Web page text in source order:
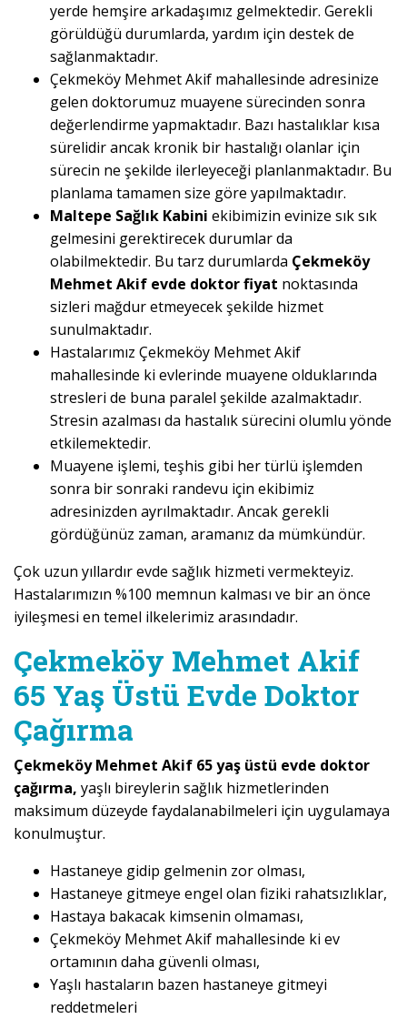
yerde hemşire arkadaşımız gelmektedir. Gerekli
görüldüğü durumlarda, yardım için destek de
sağlanmaktadır.
Çekmeköy Mehmet Akif mahallesinde adresinize
gelen doktorumuz muayene sürecinden sonra
değerlendirme yapmaktadır. Bazı hastalıklar kısa
sürelidir ancak kronik bir hastalığı olanlar için
sürecin ne şekilde ilerleyeceği planlanmaktadır. Bu
planlama tamamen size göre yapılmaktadır.
Maltepe Sağlık Kabini ekibimizin evinize sık sık
gelmesini gerektirecek durumlar da
olabilmektedir. Bu tarz durumlarda Çekmeköy
Mehmet Akif evde doktor fiyat noktasında
sizleri mağdur etmeyecek şekilde hizmet
sunulmaktadır.
Hastalarımız Çekmeköy Mehmet Akif
mahallesinde ki evlerinde muayene olduklarında
stresleri de buna paralel şekilde azalmaktadır.
Stresin azalması da hastalık sürecini olumlu yönde
etkilemektedir.
Muayene işlemi, teşhis gibi her türlü işlemden
sonra bir sonraki randevu için ekibimiz
adresinizden ayrılmaktadır. Ancak gerekli
gördüğünüz zaman, aramanız da mümkündür.
Çok uzun yıllardır evde sağlık hizmeti vermekteyiz.
Hastalarımızın %100 memnun kalması ve bir an önce
iyileşmesi en temel ilkelerimiz arasındadır.
Çekmeköy Mehmet Akif
65 Yaş Üstü Evde Doktor
Çağırma
Çekmeköy Mehmet Akif 65 yaş üstü evde doktor
çağırma, yaşlı bireylerin sağlık hizmetlerinden
maksimum düzeyde faydalanabilmeleri için uygulamaya
konulmuştur.
Hastaneye gidip gelmenin zor olması,
Hastaneye gitmeye engel olan fiziki rahatsızlıklar,
Hastaya bakacak kimsenin olmaması,
Çekmeköy Mehmet Akif mahallesinde ki ev
ortamının daha güvenli olması,
Yaşlı hastaların bazen hastaneye gitmeyi
reddetmeleri